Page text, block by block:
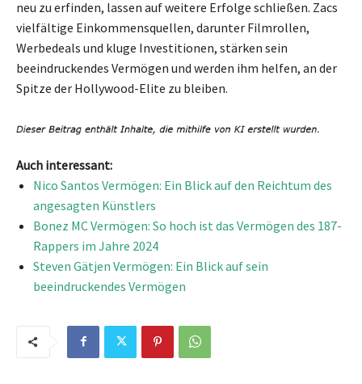
neu zu erfinden, lassen auf weitere Erfolge schließen. Zacs
vielfältige Einkommensquellen, darunter Filmrollen,
Werbedeals und kluge Investitionen, stärken sein
beeindruckendes Vermögen und werden ihm helfen, an der
Spitze der Hollywood-Elite zu bleiben.
Auch interessant:
Nico Santos Vermögen: Ein Blick auf den Reichtum des
angesagten Künstlers
Bonez MC Vermögen: So hoch ist das Vermögen des 187-
Rappers im Jahre 2024
Steven Gätjen Vermögen: Ein Blick auf sein
beeindruckendes Vermögen